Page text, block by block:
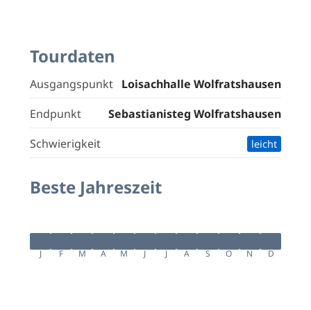
Tourdaten
Ausgangspunkt Loisachhalle Wolfratshausen
Endpunkt
Sebastianisteg Wolfratshausen
Schwierigkeit
leicht
Beste Jahreszeit
J F M A M J J A S O N D